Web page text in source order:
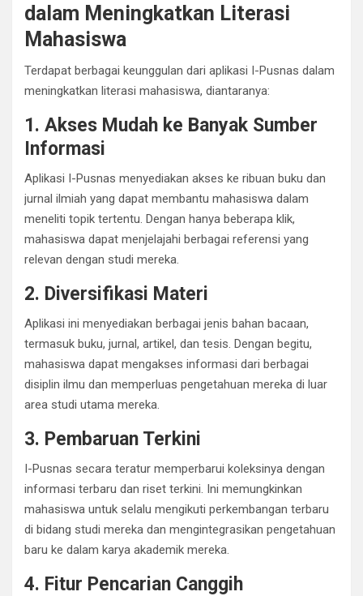
dalam Meningkatkan Literasi
Mahasiswa
Terdapat berbagai keunggulan dari aplikasi I-Pusnas dalam
meningkatkan literasi mahasiswa, diantaranya:
1. Akses Mudah ke Banyak Sumber
Informasi
Aplikasi I-Pusnas menyediakan akses ke ribuan buku dan
jurnal ilmiah yang dapat membantu mahasiswa dalam
meneliti topik tertentu. Dengan hanya beberapa klik,
mahasiswa dapat menjelajahi berbagai referensi yang
relevan dengan studi mereka.
2. Diversifikasi Materi
Aplikasi ini menyediakan berbagai jenis bahan bacaan,
termasuk buku, jurnal, artikel, dan tesis. Dengan begitu,
mahasiswa dapat mengakses informasi dari berbagai
disiplin ilmu dan memperluas pengetahuan mereka di luar
area studi utama mereka.
3. Pembaruan Terkini
I-Pusnas secara teratur memperbarui koleksinya dengan
informasi terbaru dan riset terkini. Ini memungkinkan
mahasiswa untuk selalu mengikuti perkembangan terbaru
di bidang studi mereka dan mengintegrasikan pengetahuan
baru ke dalam karya akademik mereka.
4. Fitur Pencarian Canggih